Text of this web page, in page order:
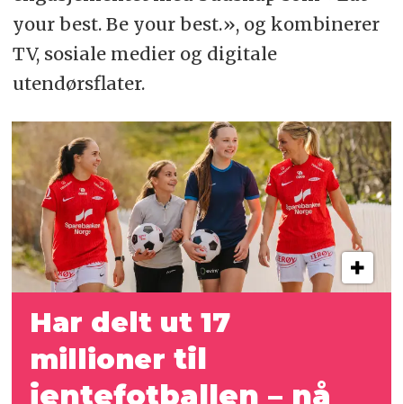
your best. Be your best.», og kombinerer
TV, sosiale medier og digitale
utendørsflater.
Har delt ut 17
millionertil
jentefotballen– nå